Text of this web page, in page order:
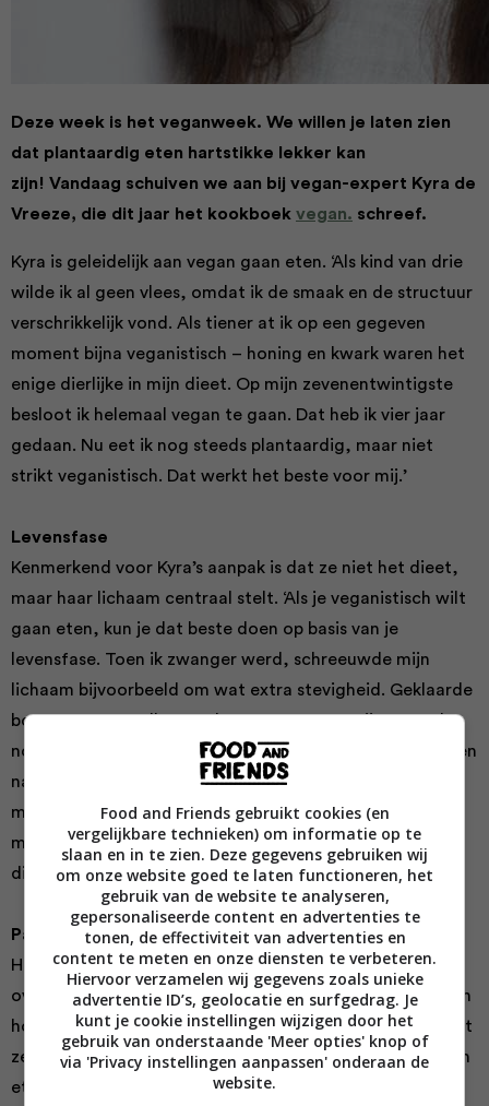
Deze week is het veganweek. We willen je laten zien
dat plantaardig eten hartstikke lekker kan
zijn! Vandaag schuiven we aan bij vegan-expert Kyra de
Vreeze, die dit jaar het kookboek vegan. schreef.
Kyra is geleidelijk aan vegan gaan eten. ‘Als kind van drie
wilde ik al geen vlees, omdat ik de smaak en de structuur
verschrikkelijk vond. Als tiener at ik op een gegeven
moment bijna veganistisch – honing en kwark waren het
enige dierlijke in mijn dieet. Op mijn zevenentwintigste
besloot ik helemaal vegan te gaan. Dat heb ik vier jaar
gedaan. Nu eet ik nog steeds plantaardig, maar niet
strikt veganistisch. Dat werkt het beste voor mij.’
Levensfase
Kenmerkend voor Kyra’s aanpak is dat ze niet het dieet,
maar haar lichaam centraal stelt. ‘Als je veganistisch wilt
gaan eten, kun je dat beste doen op basis van je
levensfase. Toen ik zwanger werd, schreeuwde mijn
lichaam bijvoorbeeld om wat extra stevigheid. Geklaarde
boter en rauwmelkse yoghurt waren voor mij toen echt
nodig om mijn kindje te laten groeien. Na de bevalling, en
nadat ik was gestopt met het geven van borstvoeding,
merkte ik dat mijn behoefte aan die producten weer
minder werd. Je lichaam geeft dus vaak wel aan of je
dierlijke producten nodig hebt of niet.’
Pastinaak
Hoewel het niet Kyra’s doel is om haar omgeving te
overtuigen van de vegan lifestyle (‘Ik wil vooral laten zien
hoe leuk het is om te koken met pure ingrediënten!’), ziet
ze wel dat steeds meer mensen bewust omgaan met hun
eten. ‘We denken met z’n allen steeds meer vanuit
Food and Friends gebruikt cookies (en
vergelijkbare technieken) om informatie op te
slaan en in te zien. Deze gegevens gebruiken wij
om onze website goed te laten functioneren, het
gebruik van de website te analyseren,
gepersonaliseerde content en advertenties te
tonen, de effectiviteit van advertenties en
content te meten en onze diensten te verbeteren.
Hiervoor verzamelen wij gegevens zoals unieke
advertentie ID’s, geolocatie en surfgedrag. Je
kunt je cookie instellingen wijzigen door het
gebruik van onderstaande 'Meer opties' knop of
via 'Privacy instellingen aanpassen' onderaan de
website.